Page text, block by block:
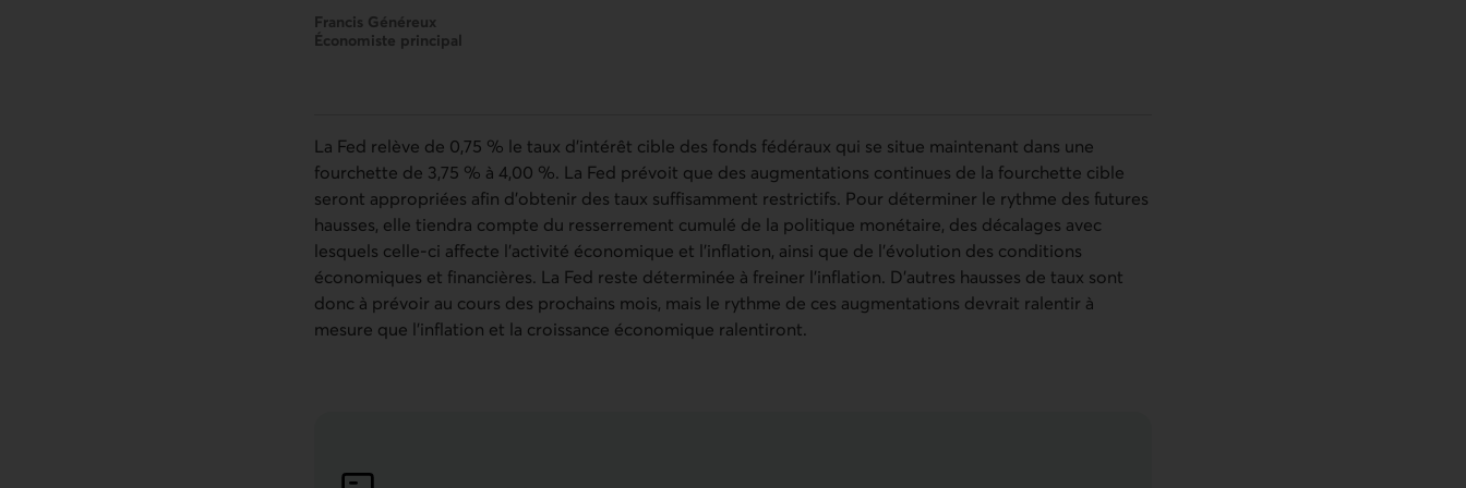
Francis Généreux
Économiste principal
La Fed relève de 0,75 % le taux d’intérêt cible des fonds fédéraux qui se situe maintenant dans une
fourchette de 3,75 % à 4,00 %. La Fed prévoit que des augmentations continues de la fourchette cible
seront appropriées afin d’obtenir des taux suffisamment restrictifs. Pour déterminer le rythme des futures
hausses, elle tiendra compte du resserrement cumulé de la politique monétaire, des décalages avec
lesquels celle-ci affecte l’activité économique et l’inflation, ainsi que de l’évolution des conditions
économiques et financières. La Fed reste déterminée à freiner l’inflation. D’autres hausses de taux sont
donc à prévoir au cours des prochains mois, mais le rythme de ces augmentations devrait ralentir à
mesure que l’inflation et la croissance économique ralentiront.